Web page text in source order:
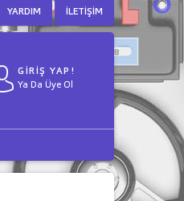
YARDIM İLETIŞIM
GİRİŞ YAP!
Ya Da Üye Ol